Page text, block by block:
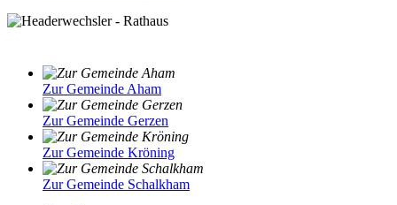
Zur Gemeinde Aham
Zur Gemeinde Gerzen
Zur Gemeinde Kröning
Zur Gemeinde Schalkham